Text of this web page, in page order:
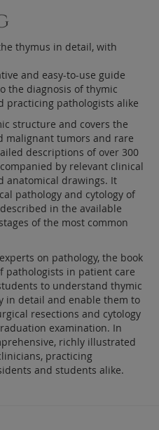
thymus in detail, with
and easy-to-use guide
the diagnosis of thymic
practicing pathologists alike
structure and covers the
malignant tumors and rare
descriptions of over 300
by relevant clinical
anatomical drawings. It
pathology and cytology of
in the available
of the most common
on pathology, the book
pathologists in patient care
to understand thymic
in detail and enable them to
resections and cytology
examination. In
richly illustrated
practicing
and students alike.